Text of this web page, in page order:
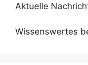
Aktuelle
Wissenswertes